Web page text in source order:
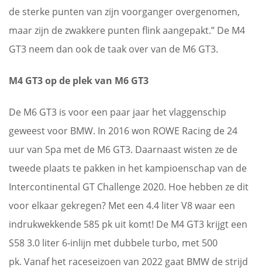
de sterke punten van zijn voorganger overgenomen,
maar zijn de zwakkere punten flink aangepakt.” De M4
GT3 neem dan ook de taak over van de M6 GT3.
M4 GT3 op de plek van M6 GT3
De M6 GT3 is voor een paar jaar het vlaggenschip
geweest voor BMW. In 2016 won ROWE Racing de 24
uur van Spa met de M6 GT3. Daarnaast wisten ze de
tweede plaats te pakken in het kampioenschap van de
Intercontinental GT Challenge 2020. Hoe hebben ze dit
voor elkaar gekregen? Met een 4.4 liter V8 waar een
indrukwekkende 585 pk uit komt! De M4 GT3 krijgt een
S58 3.0 liter 6-inlijn met dubbele turbo, met 500
pk. Vanaf het raceseizoen van 2022 gaat BMW de strijd